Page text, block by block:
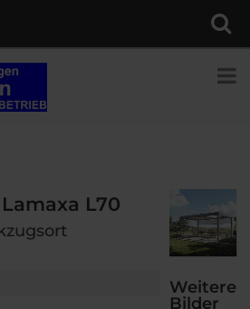
L70
Weitere
Bilder